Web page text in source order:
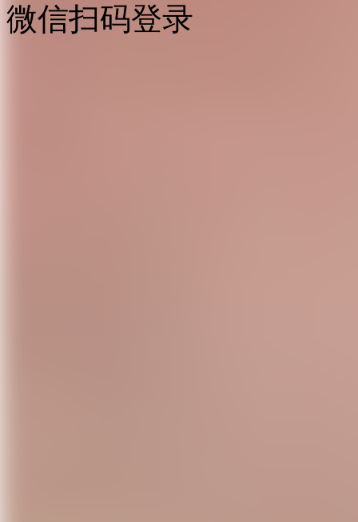
微信扫码登录